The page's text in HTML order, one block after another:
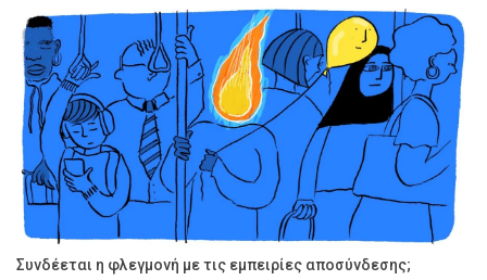
Συνδέεται η φλεγμονή με τις εμπειρίες αποσύνδεσης;